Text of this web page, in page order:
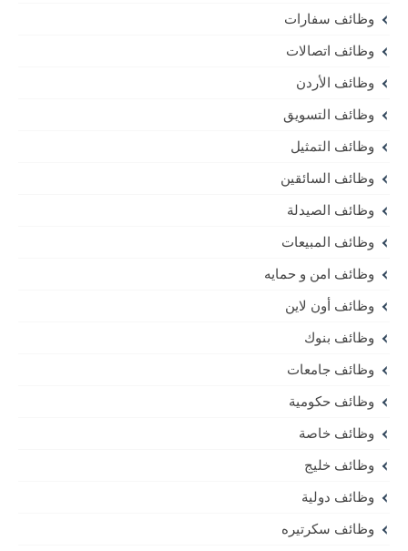
وظائف سفارات
وظائف اتصالات
وظائف الأردن
وظائف التسويق
وظائف التمثيل
وظائف السائقين
وظائف الصيدلة
وظائف المبيعات
وظائف امن و حمايه
وظائف أون لاين
وظائف بنوك
وظائف جامعات
وظائف حكومية
وظائف خاصة
وظائف خليج
وظائف دولية
وظائف سكرتيره